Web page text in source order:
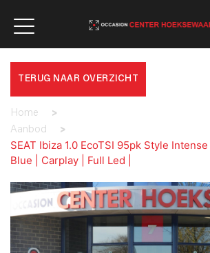
TERUG NAAR OVERZICHT
Home
>
Aanbod
>
SEAT Ibiza 1.0 EcoTSI 95pk Style
Blue | Carplay | Full Led |